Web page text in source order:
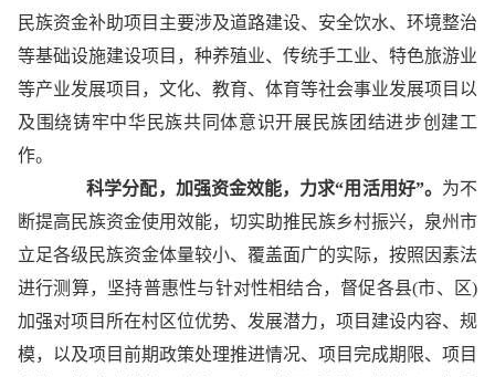
民族资金补助项目主要涉及道路建设、安全饮水、环境整治
等基础设施建设项目，种养殖业、传统手工业、特色旅游业
等产业发展项目，文化、教育、体育等社会事业发展项目以
及围绕铸牢中华民族共同体意识开展民族团结进步创建工
作。
科学分配，加强资金效能，力求“用活用好”。 为不
断提高民族资金使用效能，切实助推民族乡村振兴，泉州市
立足各级民族资金体量较小、覆盖面广的实际，按照因素法
进行测算，坚持普惠性与针对性相结合，督促各县(市、区)
加强对项目所在村区位优势、发展潜力，项目建设内容、规
模，以及项目前期政策处理推进情况、项目完成期限、项目